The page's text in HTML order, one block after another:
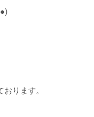
ります。